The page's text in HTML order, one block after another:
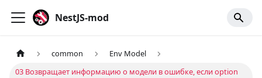
NestJS-mod
common
Env Model
03 Возвращает информацию о модели в ошибке, если option